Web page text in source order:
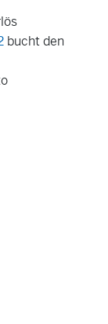
bucht den